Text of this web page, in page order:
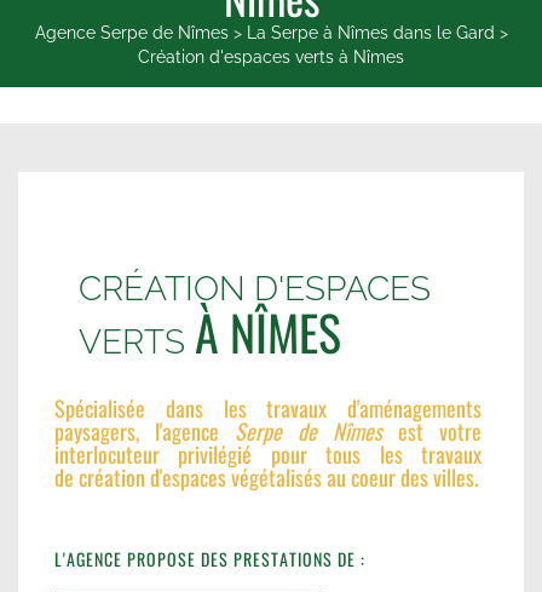
Agence Serpe de Nîmes> La Serpe à Nîmes dans le Gard >
Création d'espaces verts à Nîmes
CRÉATION D'ESPACES
VERTS À NÎMES
Spécialisée dans les travaux d'aménagements
paysagers, l'agence Serpe de Nîmesest votre
interlocuteur privilégié pour tous les travaux
de création d'espaces végétalisés au coeur des villes.
L'AGENCE PROPOSE DES PRESTATIONS DE :